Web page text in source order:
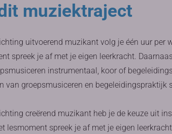
muziektraject
uitvoerend muzikant volg je één uur per
spreek je af met je eigen leerkracht.
instrumentaal, koor of
van groepsmusiceren en begeleidingspraktijk
creërend muzikant heb je de keuze uit
lesmoment spreek je af met je eigen